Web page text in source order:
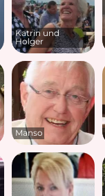
Katrin und
Holger
Manso